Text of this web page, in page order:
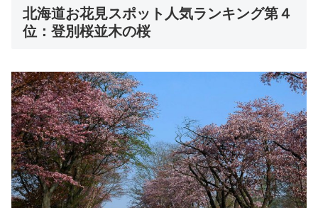
北海道お花見スポット人気ランキング第４
位：登別桜並木の桜